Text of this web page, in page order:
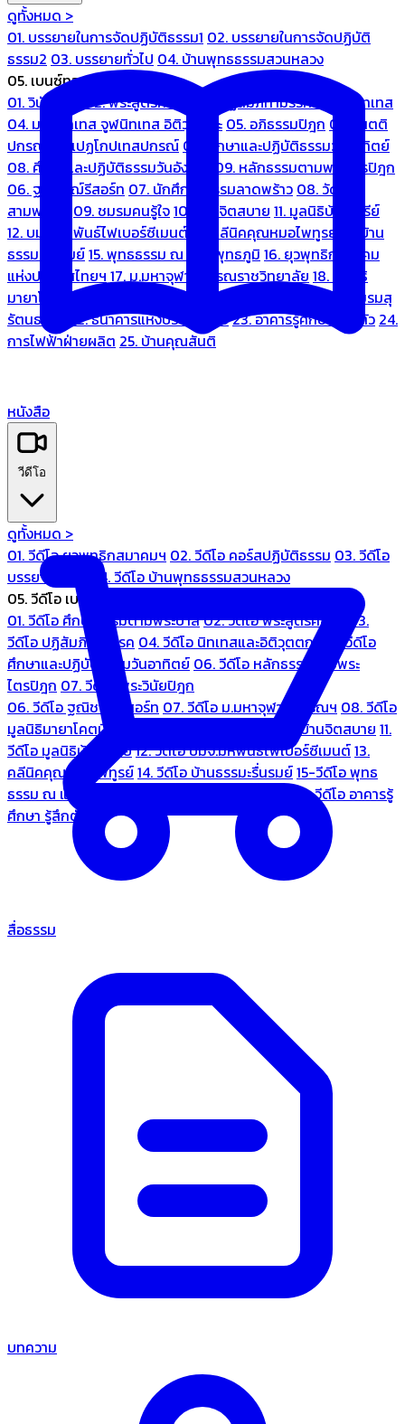
ดูทั้งหมด >
01. บรรยายในการจัดปฏิบัติธรรม1 02. บรรยายในการจัดปฏิบัติ
ธรรม2 03. บรรยายทั่วไป 04. บ้านพุทธธรรมสวนหลวง
05. เบนซ์ทองหล่อ
01. วินัยปิฎก
02. พระสูตรศึกษา
03. ปฏิสัมภิทามรรคและจูฬนิทเทส
04. มหานิทเทส จูฬนิทเทส อิติวุตตกะ 05. อภิธรรมปิฎก 06. เนตติ
ปกรณ์ และเปฏโกปเทสปกรณ์ 07. ศึกษาและปฏิบัติธรรมวันอาทิตย์
08. ศึกษาและปฏิบัติธรรมวันอังคาร
09. หลักธรรมตามพระไตรปิฎก
06. ฐณิชาฌ์รีสอร์ท 07. นักศึกษาธรรมลาดพร้าว 08. วัด
สามพระยา
09. ชมรมคนรู้ใจ10. บ้านจิตสบาย 11. มูลนิธิบ้านอารีย์
12. บมจ.มหพันธ์ไฟเบอร์ซีเมนต์
13. คลีนิคคุณหมอไพทูรย์
14. บ้าน
ธรรมะรื่นรมย์15. พุทธธรรม ณ แดนพุทธภูมิ 16. ยุวพุทธิกสมาคม
แห่งประเทศไทยฯ 17. ม.มหาจุฬาลงกรณราชวิทยาลัย 18. มูลนิธิ
มายาโคตมี
19. ariya wellness center
21. ชมรมสุ
รัตนธรรม
22. ธนาคารแห่งประเทศไทย23. อาคารรู้ศึกษารู้สึกตัว 24.
การไฟฟ้าฝ่ายผลิต 25. บ้านคุณสันติ
หนังสือ
วีดีโอ
ดูทั้งหมด >
01. วีดีโอ ยุวพุทธิกสมาคมฯ 02. วีดีโอ คอร์สปฏิบัติธรรม 03. วีดีโอ
บรรยายทั่วไป
04. วีดีโอ บ้านพุทธธรรมสวนหลวง
05. วีดีโอ เบนซ์ทองหล่อ
01. วีดีโอ ศึกษาธรรมตามพระบาลี02. วีดีโอ พระสูตรศึกษา
03.
วีดีโอ ปฏิสัมภิทามรรค 04. วีดีโอ นิทเทสและอิติวุตตกะ
05. วีดีโอ
ศึกษาและปฏิบัติธรรมวันอาทิตย์ 06. วีดีโอ หลักธรรมตามพระ
ไตรปิฎก 07. วีดีโอ พระวินัยปิฎก
06. วีดีโอ ฐณิชาฌ์รีสอร์ท 07. วีดีโอ ม.มหาจุฬาลงกรณฯ 08. วีดีโอ
มูลนิธิมายาโคตมี
10. วีดีโอ บ้านจิตสบาย 11.
วีดีโอ มูลนิธิบ้านอารีย์12. วีดีโอ บมจ.มหพันธ์ไฟเบอร์ซีเมนต์13.
คลีนิคคุณหมอไพทูรย์14. วีดีโอ บ้านธรรมะรื่นรมย์15-วีดีโอ พุทธ
ธรรม ณ แดนพุทธภูมิ
19. วีดีโอ อาคารรู้
ศึกษา รู้สึกตัว
สื่อธรรม
บทความ